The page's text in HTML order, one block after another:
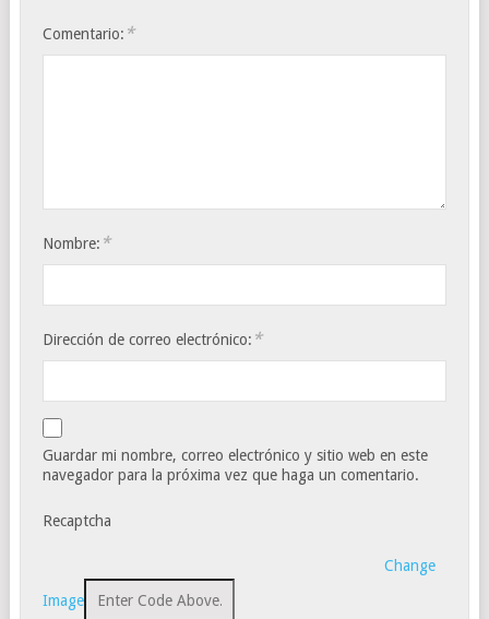
Comentario: *
Nombre: *
Dirección de correo electrónico: *
Guardar mi nombre, correo electrónico y sitio web en este
navegador para la próxima vez que haga un comentario.
Recaptcha
Change
Image